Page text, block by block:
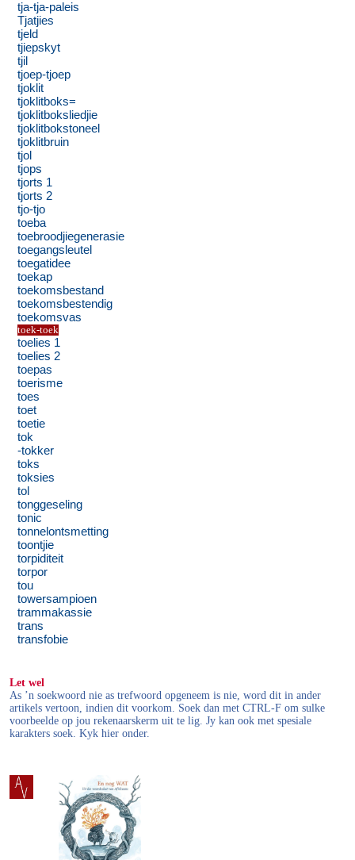
tja-tja-paleis
Tjatjies
tjeld
tjiepskyt
tjil
tjoep-tjoep
tjoklit
tjoklitboks=
tjoklitboksliedjie
tjoklitbokstoneel
tjoklitbruin
tjol
tjops
tjorts 1
tjorts 2
tjo-tjo
toeba
toebroodjiegenerasie
toegangsleutel
toegatidee
toekap
toekomsbestand
toekomsbestendig
toekomsvas
toek-toek
toelies 1
toelies 2
toepas
toerisme
toes
toet
toetie
tok
-tokker
toks
toksies
tol
tonggeseling
tonic
tonnelontsmetting
toontjie
torpiditeit
torpor
tou
towersampioen
trammakassie
trans
transfobie
Let wel
As ’n soekwoord nie as trefwoord opgeneem is nie, word dit in ander
artikels vertoon, indien dit voorkom. Soek dan met CTRL-F om sulke
voorbeelde op jou rekenaarskerm uit te lig. Jy kan ook met spesiale
karakters soek. Kyk hier onder.